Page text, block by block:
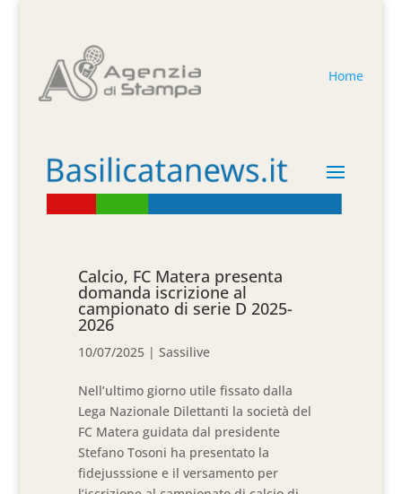
Home
Calcio, FC Matera presenta
domanda iscrizione al
campionato di serie D 2025-
2026
10/07/2025 |Sassilive
Nell’ultimo giorno utile fissato dalla
Lega Nazionale Dilettanti la società del
FC Matera guidata dal presidente
Stefano Tosoni ha presentato la
fidejusssione e il versamento per